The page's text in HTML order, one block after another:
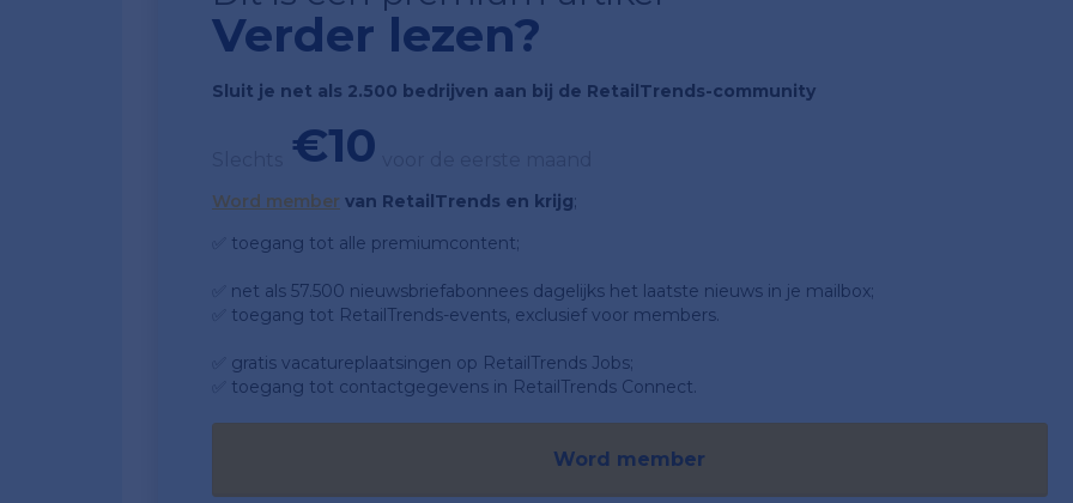
Verder lezen?
Sluit je net als 2.500 bedrijven aan bij de RetailTrends-community
€10
Word member van RetailTrends en krijg;
✅ toegang tot alle premiumcontent;
✅ net als 57.500 nieuwsbriefabonnees dagelijks het laatste nieuws in je mailbox;
✅ toegang tot RetailTrends-events, exclusief voor members.
✅ gratis vacatureplaatsingen op RetailTrends Jobs;
✅ toegang tot contactgegevens in RetailTrends Connect.
Word member